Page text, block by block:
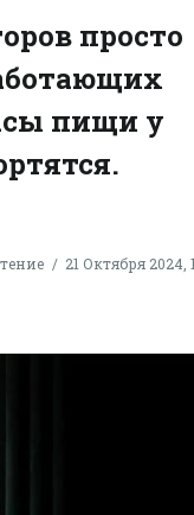
просто
пищи у
21 Октября 2024,